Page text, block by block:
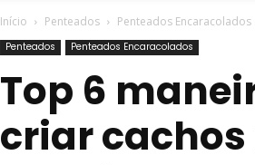
Início Penteados Penteados Encaracolados
Penteados Penteados Encaracolados
Top 6
criar cachos